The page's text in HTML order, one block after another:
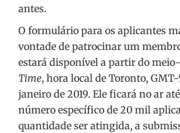
antes.
O formulário para os aplicantes
vontade de patrocinar um
estará disponível a partir do
Time, hora local de Toronto,
janeiro de 2019. Ele ficará no ar
número específico de 20 mil
quantidade ser atingida, a